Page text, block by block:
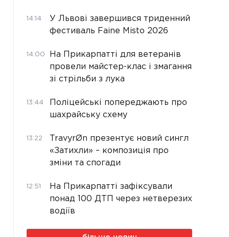
14:14
У Львові завершився триденний
фестиваль Faine Misto 2026
14:00
На Прикарпатті для ветеранів
провели майстер-клас і змагання
зі стрільби з лука
13:44
Поліцейські попереджають про
шахрайську схему
13:22
TravyrØn презентує новий сингл
«Затихли» – композиція про
зміни та спогади
12:51
На Прикарпатті зафіксували
понад 100 ДТП через нетверезих
водіїв